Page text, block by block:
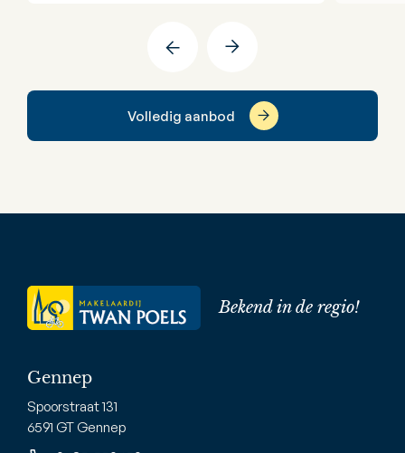
Volledig aanbod
Bekend in de regio!
Gennep
Spoorstraat 131
6591 GT Gennep